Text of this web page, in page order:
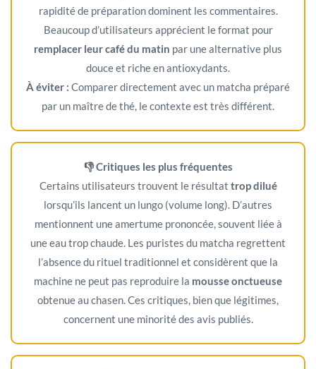
rapidité de préparation dominent les commentaires.
Beaucoup d’utilisateurs apprécient le format pour
remplacer leur café du matin par une alternative plus
douce et riche en antioxydants.
À éviter : Comparer directement avec un matcha préparé
par un maître de thé, le contexte est très différent.
👎 Critiques les plus fréquentes
Certains utilisateurs trouvent le résultat trop dilué
lorsqu’ils lancent un lungo (volume long). D’autres
mentionnent une amertume prononcée, souvent liée à
une eau trop chaude. Les puristes du matcha regrettent
l’absence du rituel traditionnel et considèrent que la
machine ne peut pas reproduire la mousse onctueuse
obtenue au chasen. Ces critiques, bien que légitimes,
concernent une minorité des avis publiés.